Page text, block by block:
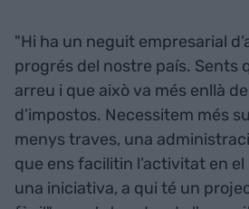
"Hi ha un neguit empresarial
progrés del nostre país. Sents
arreu i que això va més enllà
d’impostos. Necessitem més
menys traves, una
que ens facilitin l’activitat en
una iniciativa, a qui té un